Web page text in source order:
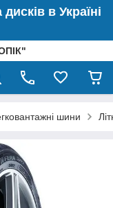
в Україні
шини